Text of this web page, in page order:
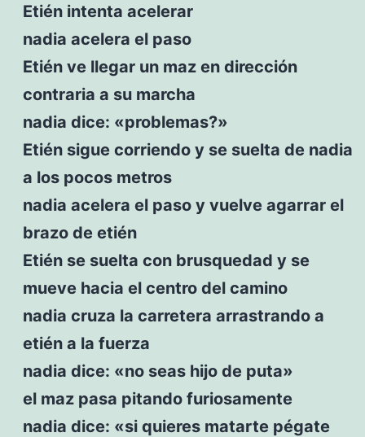
Etién intenta acelerar
nadia acelera el paso
Etién ve llegar un maz en dirección
contraria a su marcha
nadia dice: «problemas?»
Etién sigue corriendo y se suelta de nadia
a los pocos metros
nadia acelera el paso y vuelve agarrar el
brazo de etién
Etién se suelta con brusquedad y se
mueve hacia el centro del camino
nadia cruza la carretera arrastrando a
etién a la fuerza
nadia dice: «no seas hijo de puta»
el maz pasa pitando furiosamente
nadia dice: «si quieres matarte pégate